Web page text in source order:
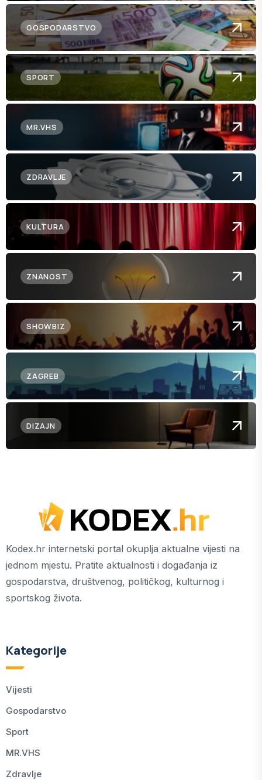
GOSPODARSTVO
SPORT
MR.VHS
ZDRAVLJE
KULTURA
ZNANOST
SHOWBIZ
ZAGREB
DIZAJN
Kodex.hr internetski portal okuplja aktualne vijesti na
jednom mjestu. Pratite aktualnosti i događanja iz
gospodarstva, društvenog, političkog, kulturnog i
sportskog života.
Kategorije
Vijesti
Gospodarstvo
Sport
MR.VHS
Zdravlje